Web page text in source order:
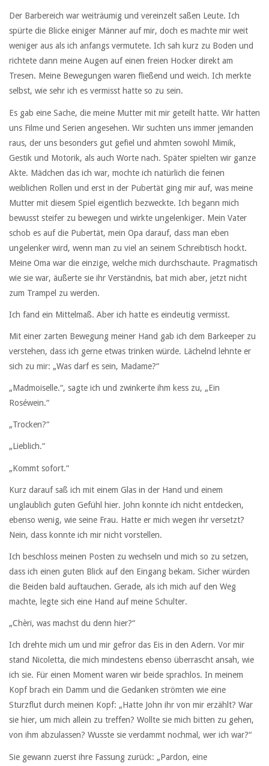
Der Barbereich war weiträumig und vereinzelt saßen Leute. Ich
spürte die Blicke einiger Männer auf mir, doch es machte mir weit
weniger aus als ich anfangs vermutete. Ich sah kurz zu Boden und
richtete dann meine Augen auf einen freien Hocker direkt am
Tresen. Meine Bewegungen waren fließend und weich. Ich merkte
selbst, wie sehr ich es vermisst hatte so zu sein.
Es gab eine Sache, die meine Mutter mit mir geteilt hatte. Wir hatten
uns Filme und Serien angesehen. Wir suchten uns immer jemanden
raus, der uns besonders gut gefiel und ahmten sowohl Mimik,
Gestik und Motorik, als auch Worte nach. Später spielten wir ganze
Akte. Mädchen das ich war, mochte ich natürlich die feinen
weiblichen Rollen und erst in der Pubertät ging mir auf, was meine
Mutter mit diesem Spiel eigentlich bezweckte. Ich begann mich
bewusst steifer zu bewegen und wirkte ungelenkiger. Mein Vater
schob es auf die Pubertät, mein Opa darauf, dass man eben
ungelenker wird, wenn man zu viel an seinem Schreibtisch hockt.
Meine Oma war die einzige, welche mich durchschaute. Pragmatisch
wie sie war, äußerte sie ihr Verständnis, bat mich aber, jetzt nicht
zum Trampel zu werden.
Ich fand ein Mittelmaß. Aber ich hatte es eindeutig vermisst.
Mit einer zarten Bewegung meiner Hand gab ich dem Barkeeper zu
verstehen, dass ich gerne etwas trinken würde. Lächelnd lehnte er
sich zu mir: „Was darf es sein, Madame?“
„Madmoiselle.“, sagte ich und zwinkerte ihm kess zu, „Ein
Roséwein.“
„Trocken?“
„Lieblich.“
„Kommt sofort.“
Kurz darauf saß ich mit einem Glas in der Hand und einem
unglaublich guten Gefühl hier. John konnte ich nicht entdecken,
ebenso wenig, wie seine Frau. Hatte er mich wegen ihr versetzt?
Nein, dass konnte ich mir nicht vorstellen.
Ich beschloss meinen Posten zu wechseln und mich so zu setzen,
dass ich einen guten Blick auf den Eingang bekam. Sicher würden
die Beiden bald auftauchen. Gerade, als ich mich auf den Weg
machte, legte sich eine Hand auf meine Schulter.
„Chèri, was machst du denn hier?“
Ich drehte mich um und mir gefror das Eis in den Adern. Vor mir
stand Nicoletta, die mich mindestens ebenso überrascht ansah, wie
ich sie. Für einen Moment waren wir beide sprachlos. In meinem
Kopf brach ein Damm und die Gedanken strömten wie eine
Sturzflut durch meinen Kopf: „Hatte John ihr von mir erzählt? War
sie hier, um mich allein zu treffen? Wollte sie mich bitten zu gehen,
von ihm abzulassen? Wusste sie verdammt nochmal, wer ich war?“
Sie gewann zuerst ihre Fassung zurück: „Pardon, eine